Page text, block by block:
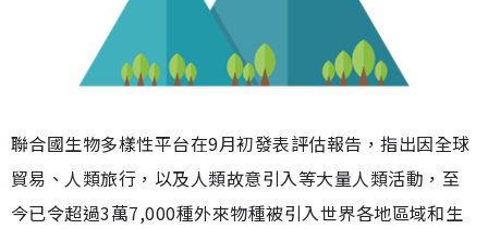
聯合國生物多樣性平台在9月初發表評估報告，指出因全球
貿易、人類旅行，以及人類故意引入等大量人類活動，至
今已令超過3萬7,000種外來物種被引入世界各地區域和生